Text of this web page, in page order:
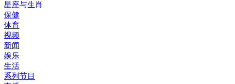
星座与生肖
保健
体育
视频
新闻
娱乐
生活
系列节目